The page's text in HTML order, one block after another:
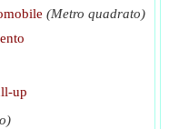
di portanza
elevato
di carico elevato
(Metro quadrato)
up